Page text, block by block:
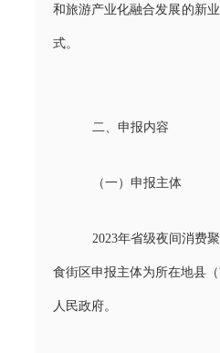
和旅游产业化融合发展的新
式。
二、申报内容
（一）申报主体
2023年省级夜间消费
食街区申报主体为所在地县（
人民政府。